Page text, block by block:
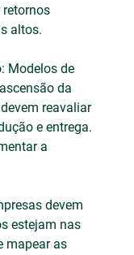
altos.
Modelos de
da
reavaliar
e entrega.
a
devem
estejam nas
mapear as